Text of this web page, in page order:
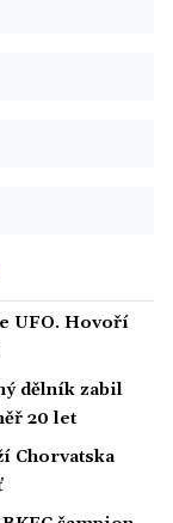
UFO. Hovoří
dělník zabil
20 let
Chorvatska